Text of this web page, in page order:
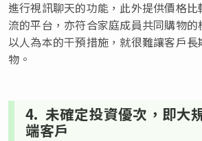
進行視訊聊天的功能，此外提供價格
流的平台，亦符合家庭成員共同購物
以人為本的干預措施，就很難讓客戶
物。
4. 未確定投資優次，即大
端客戶